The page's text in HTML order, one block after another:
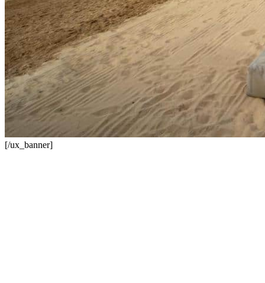
[/ux_banner]